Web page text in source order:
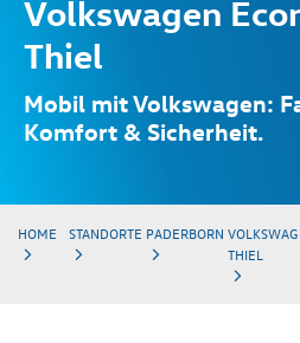
Volkswagen
Thiel
Mobil mit Volkswagen:
Komfort & Sicherheit.
HOME STANDORTE PADERBORN
THIEL